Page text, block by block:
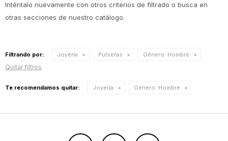
Inténtalo nuevamente con otros criterios de filtrado o busca en
otras secciones de nuestro catálogo.
Filtrando por: Joyería Pulseras Género: Hombre
Quitar filtros
Te recomendamos quitar: Joyería Género: Hombre